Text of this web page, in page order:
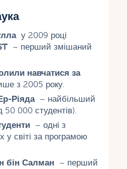
у 2009 році
– перший змішаний
навчатися за
з 2005 року.
Ріяда– найбільший
50 000 студентів).
– одні з
у світі за програмою
бін Салман – перший